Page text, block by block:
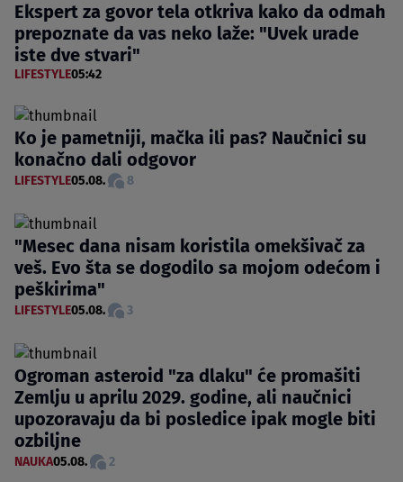
Ekspert za govor tela otkriva kako da odmah
prepoznate da vas neko laže: "Uvek urade
iste dve stvari"
LIFESTYLE05:42
Ko je pametniji, mačka ili pas? Naučnici su
konačno dali odgovor
LIFESTYLE05.08. 8
"Mesec dana nisam koristila omekšivač za
veš. Evo šta se dogodilo sa mojom odećom i
peškirima"
LIFESTYLE05.08. 3
Ogroman asteroid "za dlaku" će promašiti
Zemlju u aprilu 2029. godine, ali naučnici
upozoravaju da bi posledice ipak mogle biti
ozbiljne
NAUKA05.08. 2